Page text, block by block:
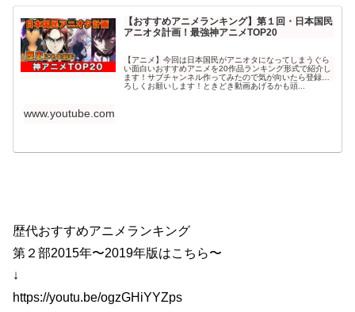
【おすすめアニメランキング】第１回・日本国民
アニオタ計画！最強神アニメTOP20
【アニメ】今回は日本国民がアニオタになってしまうぐら
い面白いおすすめアニメを20作品ランキング形式で紹介し
ます！サブチャンネル作ってみたので気が向いたら登録よ
ろしくお願いします！ときどき動画あげるかも頭...
www.youtube.com
歴代おすすめアニメランキング
第２部2015年〜2019年版はこちら〜
↓
https://youtu.be/ogzGHiYYZps​